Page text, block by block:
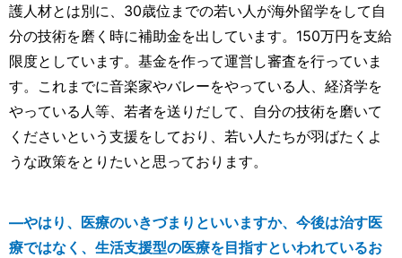
護人材とは別に、30歳位までの若い人が海外留学をして自
分の技術を磨く時に補助金を出しています。150万円を支給
限度としています。基金を作って運営し審査を行っていま
す。これまでに音楽家やバレーをやっている人、経済学を
やっている人等、若者を送りだして、自分の技術を磨いて
くださいという支援をしており、若い人たちが羽ばたくよ
うな政策をとりたいと思っております。
―やはり、医療のいきづまりといいますか、今後は治す医
療ではなく、生活支援型の医療を目指すといわれているお